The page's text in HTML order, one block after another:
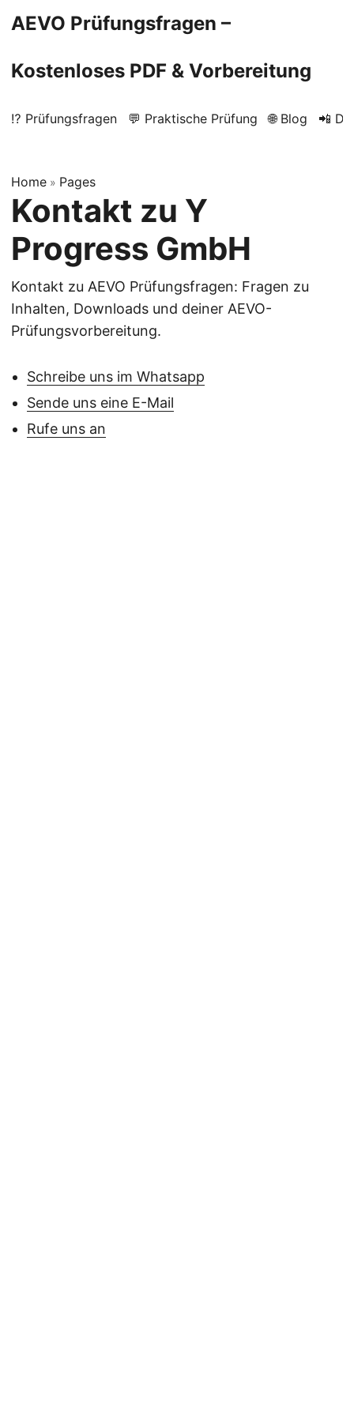
AEVO Prüfungsfragen –
Kostenloses PDF & Vorbereitung
⁉️ Prüfungsfragen 💬 Praktische Prüfung 🌐 Blog 📲
Home » Pages
Kontakt zu Y
Progress GmbH
Kontakt zu AEVO Prüfungsfragen: Fragen zu
Inhalten, Downloads und deiner AEVO-
Prüfungsvorbereitung.
Schreibe uns im Whatsapp
Sende uns eine E-Mail
Rufe uns an